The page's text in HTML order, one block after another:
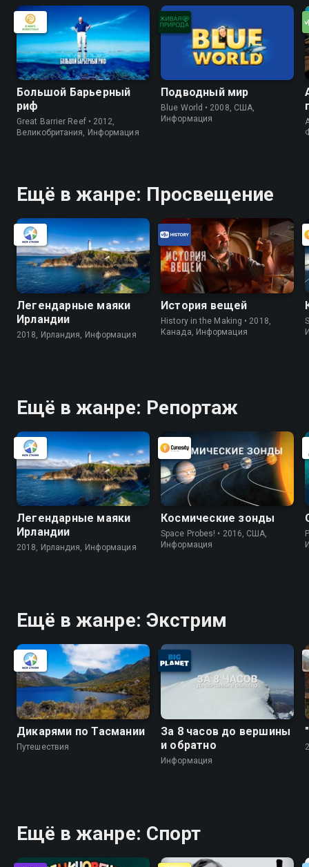
Большой Барьерный
риф
Great Barrier Reef • 2012,
Великобритания, Информация
Подводный мир
Blue World • 2008, США,
Информация
Ещё в жанре: Просвещение
Легендарные маяки
Ирландии
2018, Ирландия, Информация
История вещей
History in the Making • 2018,
Канада, Информация
Ещё в жанре: Репортаж
Легендарные маяки
Ирландии
2018, Ирландия, Информация
Космические зонды
Space Probes! • 2016, США,
Информация
Ещё в жанре: Экстрим
Дикарями по Тасмании
Путешествия
За 8 часов до вершины
и обратно
Информация
Ещё в жанре: Спорт